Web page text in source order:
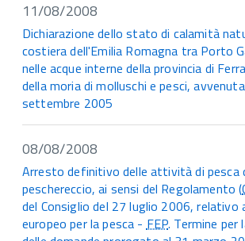
11/08/2008
Dichiarazione dello stato di calamità
costiera dell'Emilia Romagna tra Porto
nelle acque interne della provincia di
della moria di molluschi e pesci,
settembre 2005
08/08/2008
Arresto definitivo delle attività di pesca
peschereccio, ai sensi del Regolamento (
del Consiglio del 27 luglio 2006, relativo
europeo per la pesca -FEP. Termine per